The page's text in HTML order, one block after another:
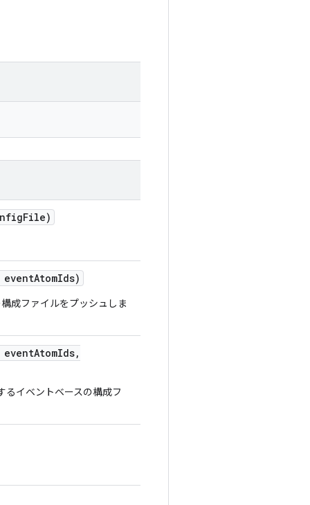
File)
AtomIds)
成ファイルをプッシュしま
AtomIds,
るイベントベースの構成フ